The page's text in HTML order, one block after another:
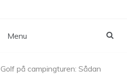
Menu
Golf på campingturen: Sådan